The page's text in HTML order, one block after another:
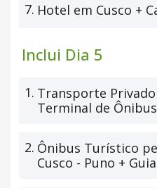
7. Hotel em Cusco +
Inclui Dia 5
1. Transporte
Terminal de
2. Ônibus Turístico
Cusco - Puno +